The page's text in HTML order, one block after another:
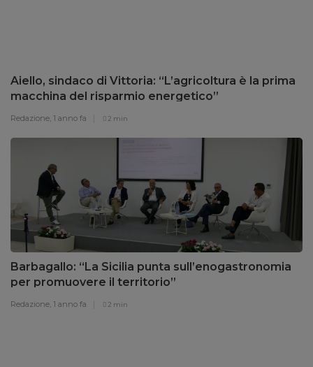
Aiello, sindaco di Vittoria: “L’agricoltura è la prima
macchina del risparmio energetico”
Redazione, 1 anno fa 2 min
Barbagallo: “La Sicilia punta sull’enogastronomia
per promuovere il territorio”
Redazione, 1 anno fa 2 min